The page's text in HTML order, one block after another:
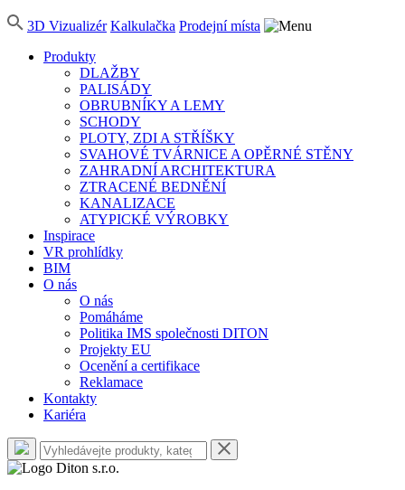
3D Vizualizér Kalkulačka Prodejní místa
Produkty
DLAŽBY
PALISÁDY
OBRUBNÍKY A LEMY
SCHODY
PLOTY, ZDI A STŘÍŠKY
SVAHOVÉ TVÁRNICE A OPĚRNÉ STĚNY
ZAHRADNÍ ARCHITEKTURA
ZTRACENÉ BEDNĚNÍ
KANALIZACE
ATYPICKÉ VÝROBKY
Inspirace
VR prohlídky
BIM
O nás
O nás
Pomáháme
Politika IMS společnosti DITON
Projekty EU
Ocenění a certifikace
Reklamace
Kontakty
Kariéra